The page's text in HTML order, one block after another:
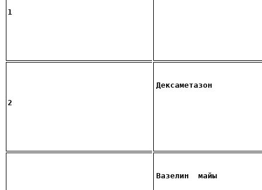
1
2
Дексаметазон
Вазелин майы